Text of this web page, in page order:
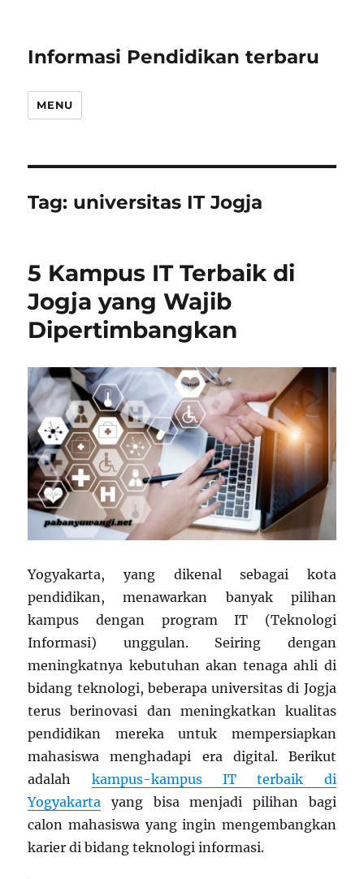
Informasi Pendidikan terbaru
MENU
Tag: universitas IT Jogja
5 Kampus IT Terbaik di
Jogja yang Wajib
Dipertimbangkan
Yogyakarta, yang dikenal sebagai kota
pendidikan, menawarkan banyak pilihan
kampus dengan program IT (Teknologi
Informasi) unggulan. Seiring dengan
meningkatnya kebutuhan akan tenaga ahli di
bidang teknologi, beberapa universitas di Jogja
terus berinovasi dan meningkatkan kualitas
pendidikan mereka untuk mempersiapkan
mahasiswa menghadapi era digital. Berikut
adalah kampus-kampus IT terbaik di
Yogyakarta yang bisa menjadi pilihan bagi
calon mahasiswa yang ingin mengembangkan
karier di bidang teknologi informasi.